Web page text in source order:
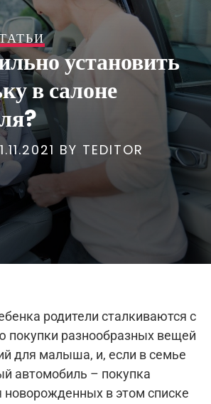
установить
в салоне
BY TEDITOR
родители сталкиваются с
покупки разнообразных вещей
для малыша, и, если в семье
автомобиль – покупка
новорожденных в этом списке